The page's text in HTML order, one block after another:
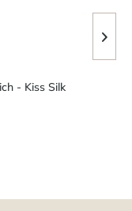
- Kiss Silk